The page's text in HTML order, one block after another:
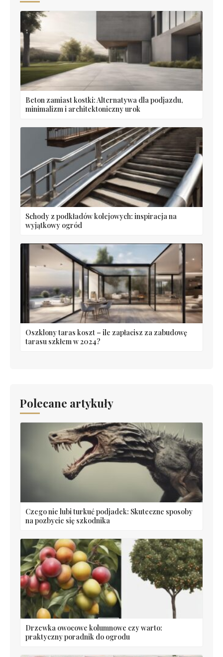
Beton zamiast kostki: Alternatywa dla podjazdu,
minimalizm i architektoniczny urok
Schody z podkładów kolejowych: inspiracja na
wyjątkowy ogród
Oszklony taras koszt – ile zapłacisz za zabudowę
tarasu szkłem w 2024?
Polecane artykuły
Czego nie lubi turkuć podjadek: Skuteczne sposoby
na pozbycie się szkodnika
Drzewka owocowe kolumnowe czy warto:
praktyczny poradnik do ogrodu